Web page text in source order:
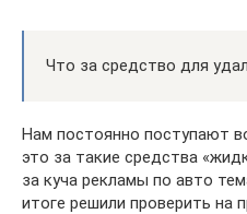
Что за средство для
Нам постоянно поступают
это за такие средства
за куча рекламы по авто
итоге решили проверить на